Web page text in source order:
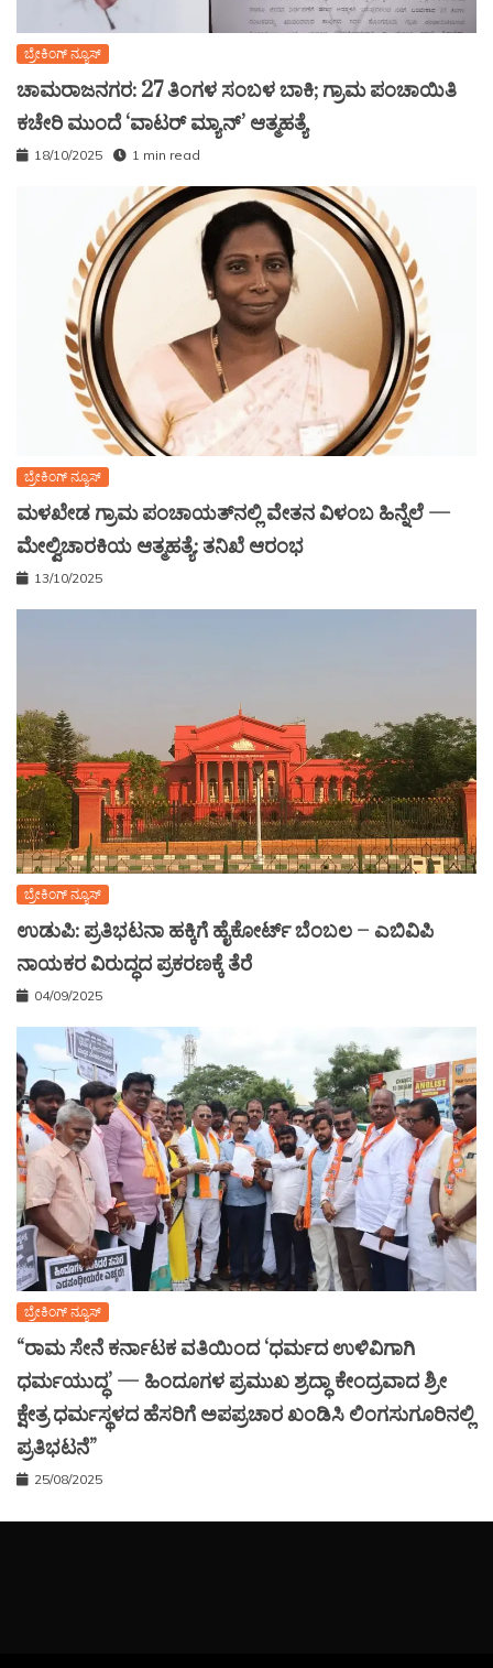
ಬ್ರೇಕಿಂಗ್ ನ್ಯೂಸ್
ಚಾಮರಾಜನಗರ: 27 ತಿಂಗಳ ಸಂಬಳ ಬಾಕಿ; ಗ್ರಾಮ ಪಂಚಾಯಿತಿ
ಕಚೇರಿ ಮುಂದೆ ‘ವಾಟರ್ ಮ್ಯಾನ್’ ಆತ್ಮಹತ್ಯೆ
18/10/2025 1 min read
ಬ್ರೇಕಿಂಗ್ ನ್ಯೂಸ್
ಮಳಖೇಡ ಗ್ರಾಮ ಪಂಚಾಯತ್‌ನಲ್ಲಿ ವೇತನ ವಿಳಂಬ ಹಿನ್ನೆಲೆ —
ಮೇಲ್ವಿಚಾರಕಿಯ ಆತ್ಮಹತ್ಯೆ: ತನಿಖೆ ಆರಂಭ
13/10/2025
ಬ್ರೇಕಿಂಗ್ ನ್ಯೂಸ್
ಉಡುಪಿ: ಪ್ರತಿಭಟನಾ ಹಕ್ಕಿಗೆ ಹೈಕೋರ್ಟ್ ಬೆಂಬಲ – ಎಬಿವಿಪಿ
ನಾಯಕರ ವಿರುದ್ಧದ ಪ್ರಕರಣಕ್ಕೆ ತೆರೆ
04/09/2025
ಬ್ರೇಕಿಂಗ್ ನ್ಯೂಸ್
“ರಾಮ ಸೇನೆ ಕರ್ನಾಟಕ ವತಿಯಿಂದ ‘ಧರ್ಮದ ಉಳಿವಿಗಾಗಿ
ಧರ್ಮಯುದ್ಧ’ — ಹಿಂದೂಗಳ ಪ್ರಮುಖ ಶ್ರದ್ಧಾ ಕೇಂದ್ರವಾದ ಶ್ರೀ
ಕ್ಷೇತ್ರ ಧರ್ಮಸ್ಥಳದ ಹೆಸರಿಗೆ ಅಪಪ್ರಚಾರ ಖಂಡಿಸಿ ಲಿಂಗಸುಗೂರಿನಲ್ಲಿ
ಪ್ರತಿಭಟನೆ”
25/08/2025